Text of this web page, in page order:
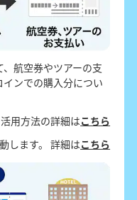
、航空券やツアーの支
インでの購入分につい
用方法の詳細はこちら
します。 詳細はこちら